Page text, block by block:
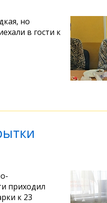
но
в гости к
приходил
к 23